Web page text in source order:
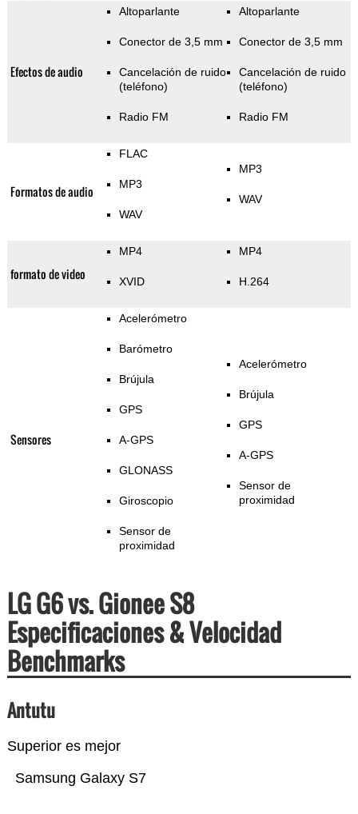
Efectos de audio
Altoparlante
Conector de 3,5 mm
Cancelación de ruido
(teléfono)
Radio FM
Altoparlante
Conector de 3,5 mm
Cancelación de ruido
(teléfono)
Radio FM
Formatos de audio
FLAC
MP3
WAV
MP3
WAV
formato de video
MP4
XVID
MP4
H.264
Sensores
Acelerómetro
Barómetro
Brújula
GPS
A-GPS
GLONASS
Giroscopio
Sensor de
proximidad
Acelerómetro
Brújula
GPS
A-GPS
Sensor de
proximidad
LG G6 vs. Gionee S8
Especificaciones & Velocidad
Benchmarks
Antutu
Superior es mejor
Samsung Galaxy S7